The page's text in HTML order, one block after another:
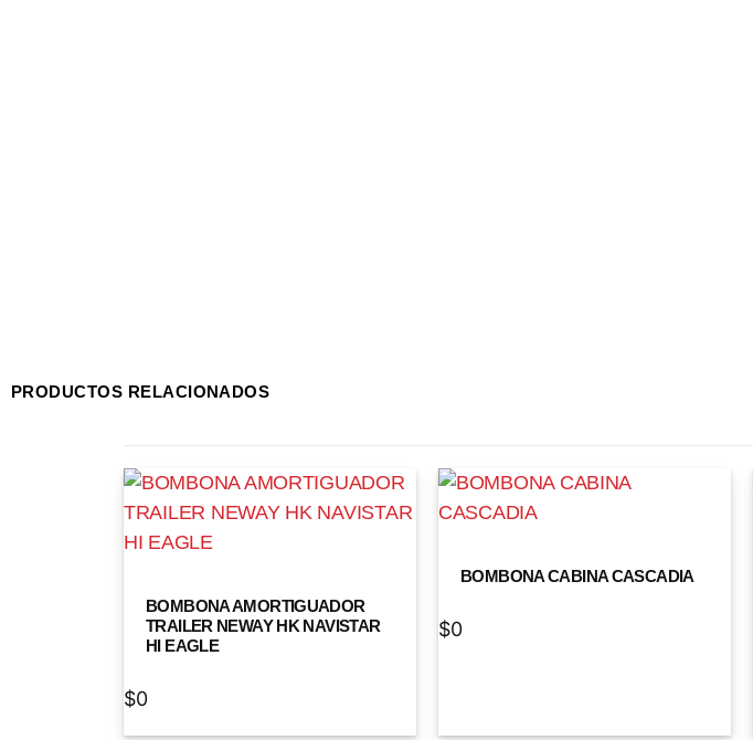
PRODUCTOS RELACIONADOS
BOMBONA AMORTIGUADOR
TRAILER NEWAY HK NAVISTAR
HI EAGLE
$0
BOMBONA CABINA CASCADIA
$0